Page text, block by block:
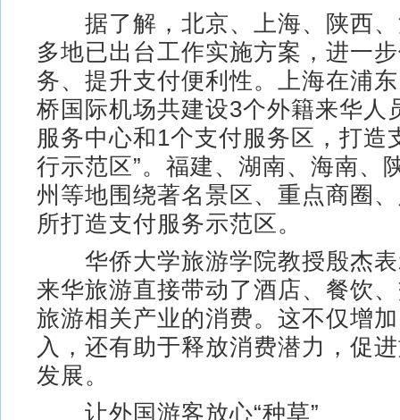
据了解，北京、上海、陕西、
多地已出台工作实施方案，进一
务、提升支付便利性。上海在浦
桥国际机场共建设3个外籍来华人
服务中心和1个支付服务区，打造
行示范区”。福建、湖南、海南、
州等地围绕著名景区、重点商圈
所打造支付服务示范区。
华侨大学旅游学院教授殷杰表
来华旅游直接带动了酒店、餐饮
旅游相关产业的消费。这不仅增
入，还有助于释放消费潜力，促
发展。
让外国游客放心“种草”